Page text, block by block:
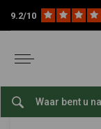
9.2/10
Reis
Pro Cross WP